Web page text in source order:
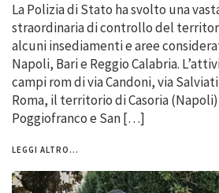
La Polizia di Stato ha svolto una
straordinaria di controllo del
alcuni insediamenti e aree
Napoli, Bari e Reggio Calabria.
campi rom di via Candoni, via
Roma, il territorio di Casoria
Poggiofranco e San […]
LEGGI ALTRO...